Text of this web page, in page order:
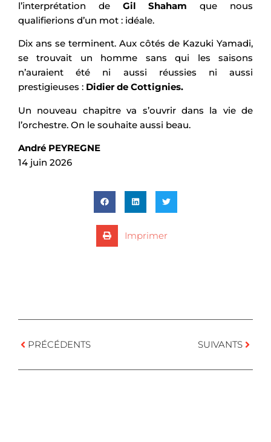
l’interprétation de Gil Shaham que nous
qualifierions d’un mot : idéale.
Dix ans se terminent. Aux côtés de Kazuki Yamadi,
se trouvait un homme sans qui les saisons
n’auraient été ni aussi réussies ni aussi
prestigieuses : Didier de Cottignies.
Un nouveau chapitre va s’ouvrir dans la vie de
l’orchestre. On le souhaite aussi beau.
André PEYREGNE
14 juin 2026
Imprimer
PRÉCÉDENTS SUIVANTS